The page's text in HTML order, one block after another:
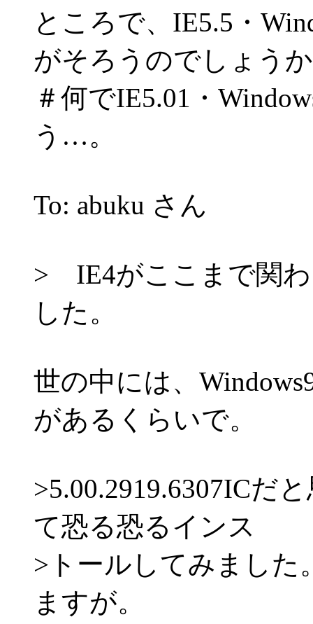
ところで、IE5.5・
がそろうのでしょう
＃何でIE5.01・
う…。
To: abuku さん
> IE4がここまで関
した。
世の中には、
があるくらいで。
>5.00.2919.6307ICだ
て恐る恐るインス
>トールしてみました
ますが。